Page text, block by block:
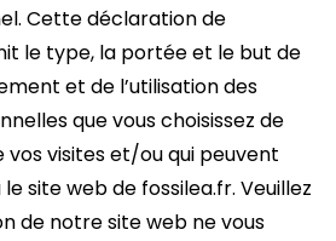
Cette déclaration de
le type, la portée et le but de
et de l’utilisation des
que vous choisissez de
vos visites et/ou qui peuvent
site web de fossilea.fr. Veuillez
de notre site web ne vous